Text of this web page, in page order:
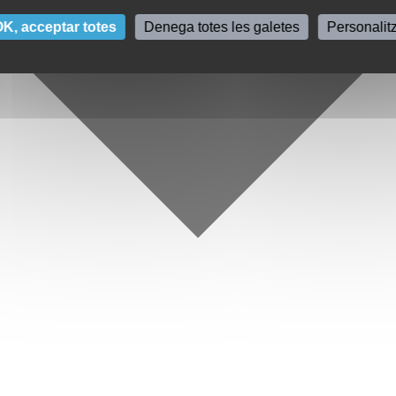
acceptar totes Denega totes les galetes